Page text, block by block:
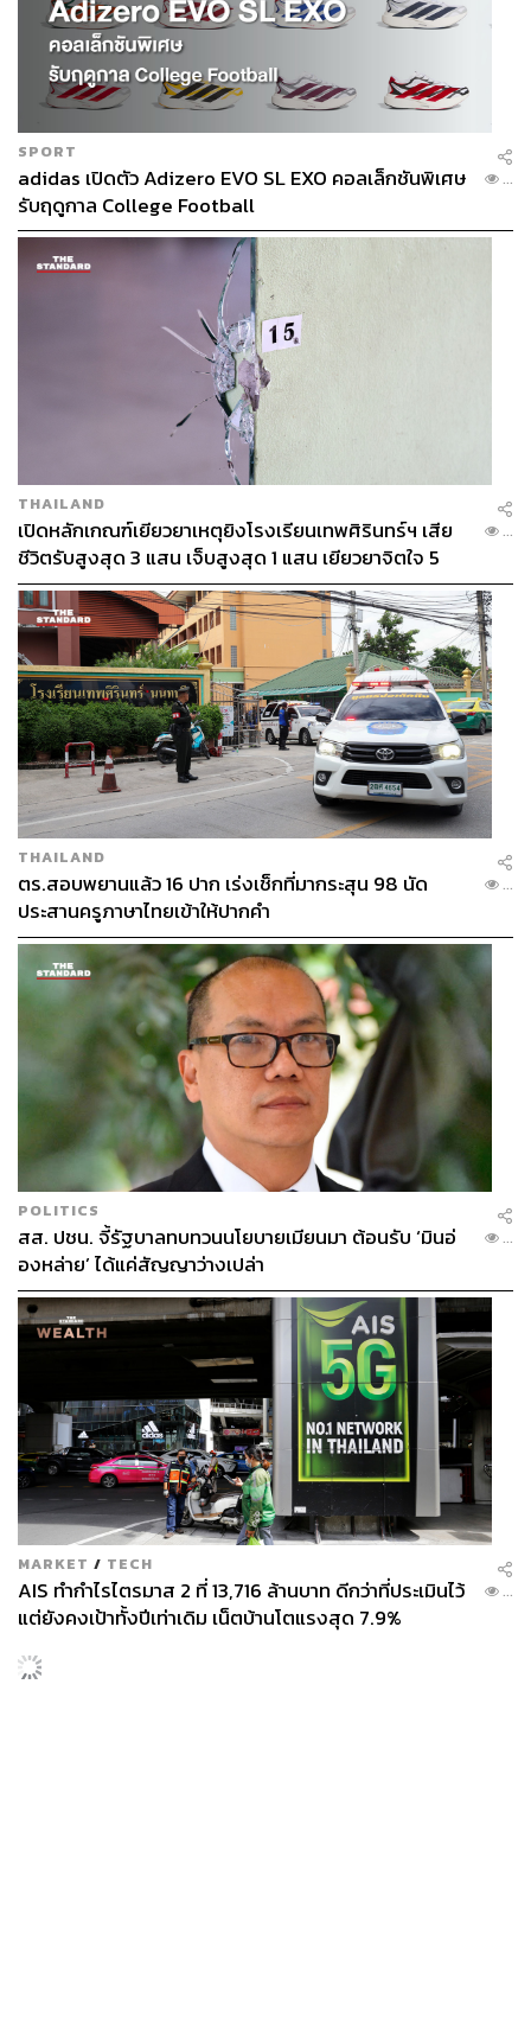
SPORT
adidas เปิดตัว Adizero EVO SL EXO คอลเล็กชันพิเศษ
รับฤดูกาล College Football
...
THAILAND
เปิดหลักเกณฑ์เยียวยาเหตุยิงโรงเรียนเทพศิรินทร์ฯ เสีย
ชีวิตรับสูงสุด 3 แสน เจ็บสูงสุด 1 แสน เยียวยาจิตใจ 5
ระดับ
...
THAILAND
ตร.สอบพยานแล้ว 16 ปาก เร่งเช็กที่มากระสุน 98 นัด
ประสานครูภาษาไทยเข้าให้ปากคำ
...
POLITICS
สส. ปชน. จี้รัฐบาลทบทวนนโยบายเมียนมา ต้อนรับ ‘มินอ่
องหล่าย’ ได้แค่สัญญาว่างเปล่า
...
MARKET / TECH
AIS ทำกำไรไตรมาส 2 ที่ 13,716 ล้านบาท ดีกว่าที่ประเมินไว้
แต่ยังคงเป้าทั้งปีเท่าเดิม เน็ตบ้านโตแรงสุด 7.9%
...